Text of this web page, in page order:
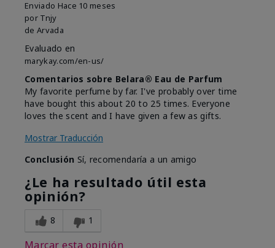
Enviado Hace 10 meses
por Tnjy
de Arvada
Evaluado en
marykay.com/en-us/
Comentarios sobre Belara® Eau de Parfum
My favorite perfume by far. I've probably over time
have bought this about 20 to 25 times. Everyone
loves the scent and I have given a few as gifts.
Mostrar Traducción
Conclusión Sí, recomendaría a un amigo
¿Le ha resultado útil esta
opinión?
8 1
Marcar esta opinión